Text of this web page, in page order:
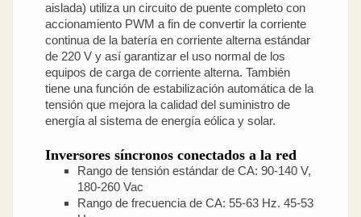
aislada) utiliza un circuito de puente completo con
accionamiento PWM a fin de convertir la corriente
continua de la batería en corriente alterna estándar
de 220 V y así garantizar el uso normal de los
equipos de carga de corriente alterna. También
tiene una función de estabilización automática de la
tensión que mejora la calidad del suministro de
energía al sistema de energía eólica y solar.
Inversores síncronos conectados a la red
Rango de tensión estándar de CA: 90-140 V,
180-260 Vac
Rango de frecuencia de CA: 55-63 Hz. 45-53